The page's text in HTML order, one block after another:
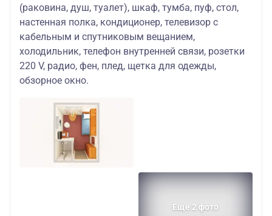
(раковина, душ, туалет), шкаф, тумба, пуф, стол,
настенная полка, кондиционер, телевизор с
кабельным и спутниковым вещанием,
холодильник, телефон внутренней связи, розетки
220 V, радио, фен, плед, щетка для одежды,
обзорное окно.
Еще 2 фото